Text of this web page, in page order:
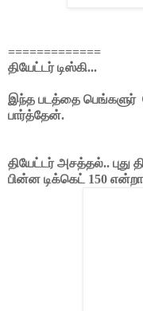
=============
தியேட்டர் டிஸ்கி...
இந்த படத்தை பெங்களுர்
பார்த்தேன்.
தியேட்டர் அசத்தல்.. புது
பின்ன டிக்கெட் 150